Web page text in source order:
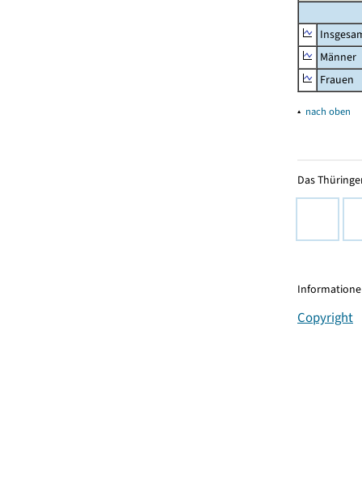
Männer
Frauen
▴ nach oben
Das
Copyright